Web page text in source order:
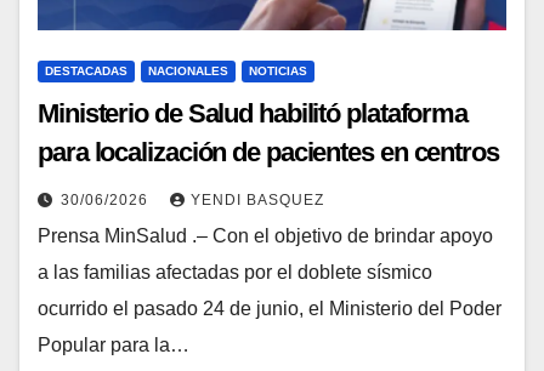
DESTACADAS NACIONALES NOTICIAS
Ministerio de Salud habilitó plataforma
para localización de pacientes en centros
hospitalarios
30/06/2026 YENDI BASQUEZ
Prensa MinSalud .– Con el objetivo de brindar apoyo
a las familias afectadas por el doblete sísmico
ocurrido el pasado 24 de junio, el Ministerio del Poder
Popular para la…